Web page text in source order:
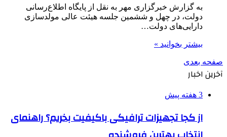
به گزارش خبرگزاری مهر به نقل از پایگاه اطلاع‌رسانی
دولت، در چهل و ششمین جلسه هیئت عالی مولدسازی
دارایی‌های دولت…
بیشتر بخوانید »
صفحه بعدی
آخرین اخبار
3 هفته پیش
از کجا تجهیزات ترافیکی باکیفیت بخریم؟ راهنمای